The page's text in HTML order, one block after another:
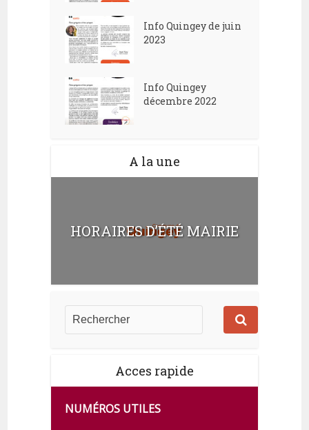
Info Quingey de juin
2023
Info Quingey
décembre 2022
A la une
HORAIRES D’ÉTÉ MAIRIE
Acces rapide
NUMÉROS UTILES